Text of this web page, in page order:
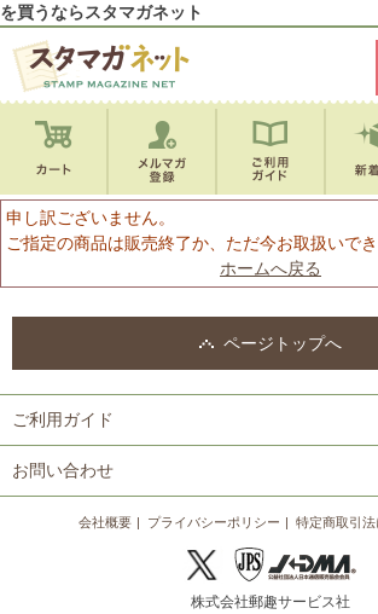
を買うならスタマガネット
申し訳ございません。
ご指定の商品は販売終了か、ただ今お取扱いでき
ホームへ戻る
ページトップへ
ご利用ガイド
お問い合わせ
会社概要 プライバシーポリシー 特定商取引
株式会社郵趣サービス社